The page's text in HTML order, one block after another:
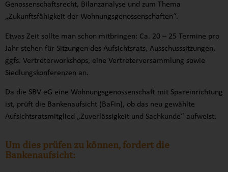
Genossenschaftsrecht, Bilanzanalyse und zum Thema
„Zukunftsfähigkeit der Wohnungsgenossenschaften“.
Etwas Zeit sollte man schon mitbringen: Ca. 20 – 25 Termine pro
Jahr stehen für Sitzungen des Aufsichtsrats, Ausschusssitzungen,
ggfs. Vertreterworkshops, eine Vertreterversammlung sowie
Siedlungskonferenzen an.
Da die SBV eG eine Wohnungsgenossenschaft mit Spareinrichtung
ist, prüft die Bankenaufsicht (BaFin), ob das neu gewählte
Aufsichtsratsmitglied „Zuverlässigkeit und Sachkunde“ aufweist.
Um dies prüfen zu können, fordert die
Bankenaufsicht: